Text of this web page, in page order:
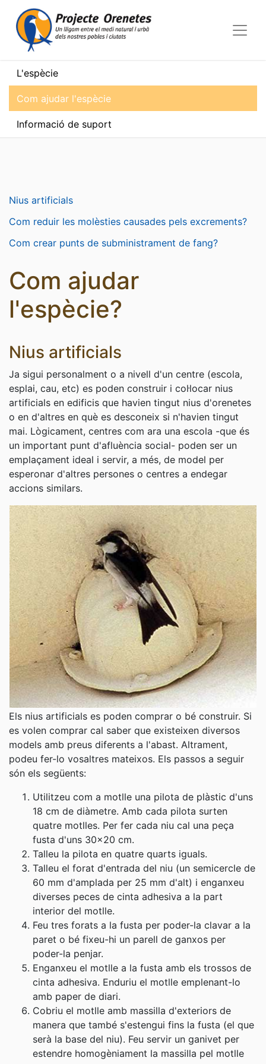
L'espècie
Com ajudar l'espècie
Informació de suport
Nius artificials
Com reduir les molèsties causades pels excrements?
Com crear punts de subministrament de fang?
Com ajudar
l'espècie?
Nius artificials
Ja sigui personalment o a nivell d'un centre (escola,
esplai, cau, etc) es poden construir i col·locar nius
artificials en edificis que havien tingut nius d'orenetes
o en d'altres en què es desconeix si n'havien tingut
mai. Lògicament, centres com ara una escola -que és
un important punt d'afluència social- poden ser un
emplaçament ideal i servir, a més, de model per
esperonar d'altres persones o centres a endegar
accions similars.
Els nius artificials es poden comprar o bé construir. Si
es volen comprar cal saber que existeixen diversos
models amb preus diferents a l'abast. Altrament,
podeu fer-lo vosaltres mateixos. Els passos a seguir
són els següents:
Utilitzeu com a motlle una pilota de plàstic d'uns
18 cm de diàmetre. Amb cada pilota surten
quatre motlles. Per fer cada niu cal una peça
fusta d'uns 30x20 cm.
Talleu la pilota en quatre quarts iguals.
Talleu el forat d'entrada del niu (un semicercle de
60 mm d'amplada per 25 mm d'alt) i enganxeu
diverses peces de cinta adhesiva a la part
interior del motlle.
Feu tres forats a la fusta per poder-la clavar a la
paret o bé fixeu-hi un parell de ganxos per
poder-la penjar.
Enganxeu el motlle a la fusta amb els trossos de
cinta adhesiva. Enduriu el motlle emplenant-lo
amb paper de diari.
Cobriu el motlle amb massilla d'exteriors de
manera que també s'estengui fins la fusta (el que
serà la base del niu). Feu servir un ganivet per
estendre homogèniament la massilla pel motlle